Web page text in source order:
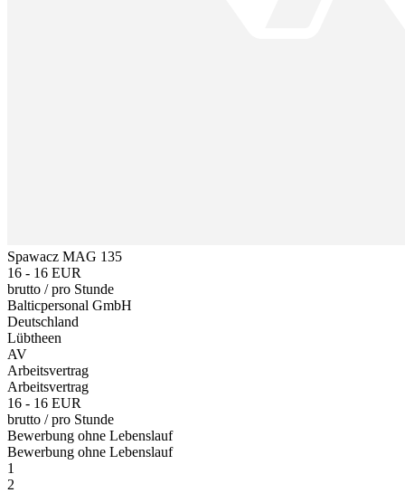
Spawacz MAG 135
16 - 16 EUR
brutto /pro Stunde
Balticpersonal GmbH
Deutschland
Lübtheen
AV
Arbeitsvertrag
Arbeitsvertrag
16 - 16 EUR
brutto /pro Stunde
Bewerbung ohne Lebenslauf
Bewerbung ohne Lebenslauf
1
2